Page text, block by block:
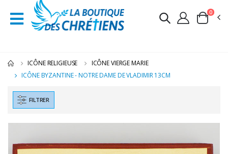
0
ICÔNE RELIGIEUSE
ICÔNE VIERGE MARIE
ICÔNE BYZANTINE - NOTRE DAME DE VLADIMIR 13CM
FILTRER